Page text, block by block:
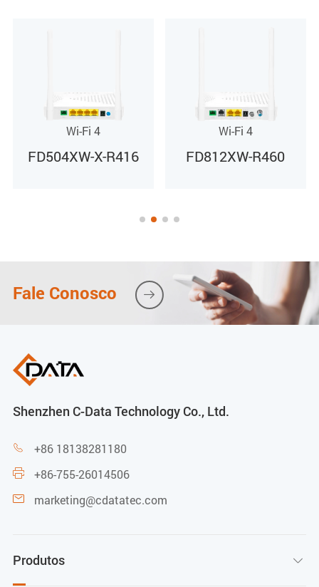
Wi-Fi 4
FD812XW-R460
Wi-Fi 4
FD712XW-R460
Fale Conosco 
Shenzhen C-Data Technology Co., Ltd.
 +86 18138281180
 +86-755-26014506
 marketing@cdatatec.com
Produtos 